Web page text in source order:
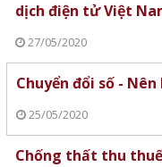
dịch điện tử Việt
27/05/2020
Chuyển đổi số -
25/05/2020
Chống thất thu